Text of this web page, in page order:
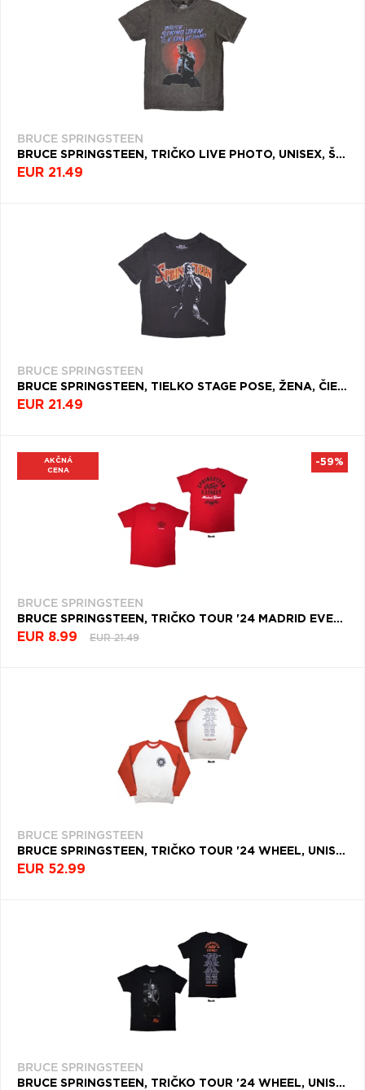
BRUCE SPRINGSTEEN
BRUCE SPRINGSTEEN, TRIČKO LIVE PHOTO, UNISEX, ŠEDÁ
EUR 21.49
BRUCE SPRINGSTEEN
BRUCE SPRINGSTEEN, TIELKO STAGE POSE, ŽENA, ČIERNA
EUR 21.49
AKČNÁ
CENA
BRUCE SPRINGSTEEN
BRUCE SPRINGSTEEN, TRIČKO TOUR '24 MADRID EVENT, UNISEX, ČERVENÁ
EUR 8.99 EUR 21.49
-59%
BRUCE SPRINGSTEEN
BRUCE SPRINGSTEEN, TRIČKO TOUR '24 WHEEL, UNISEX, MULTICOLOR
EUR 52.99
BRUCE SPRINGSTEEN
BRUCE SPRINGSTEEN, TRIČKO TOUR '24 WHEEL, UNISEX, ČIERNA